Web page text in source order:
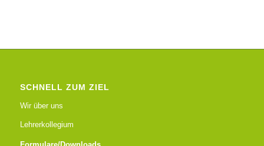
SCHNELL ZUM ZIEL
Wir über uns
Lehrerkollegium